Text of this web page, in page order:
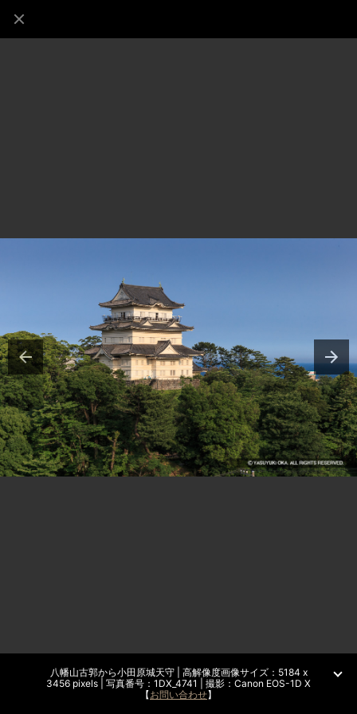
八幡山古郭から小田原城天守 | 高解像度画像サイズ：5184 x
3456 pixels | 写真番号：1DX_4741 | 撮影：Canon EOS-1D X
【お問い合わせ】